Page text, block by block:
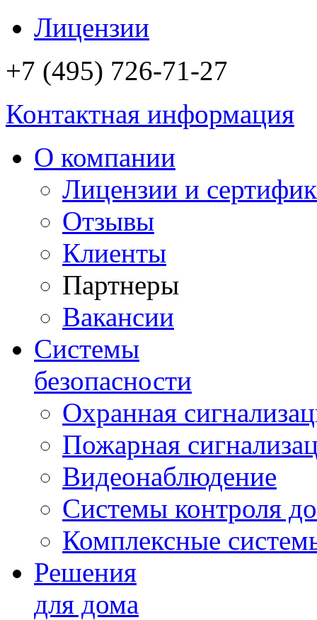
Лицензии
+7 (495) 726-71-27
Контактная информация
О компании
Лицензии и
Отзывы
Клиенты
Партнеры
Вакансии
Системы
безопасности
Охранная
Пожарная
Видеонаблюдение
Системы контроля
Комплексные
Решения
для дома